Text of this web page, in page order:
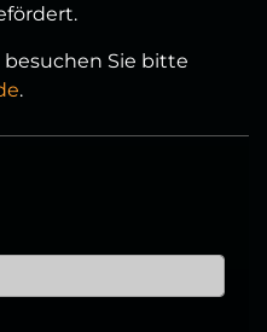
Sie bitte
.